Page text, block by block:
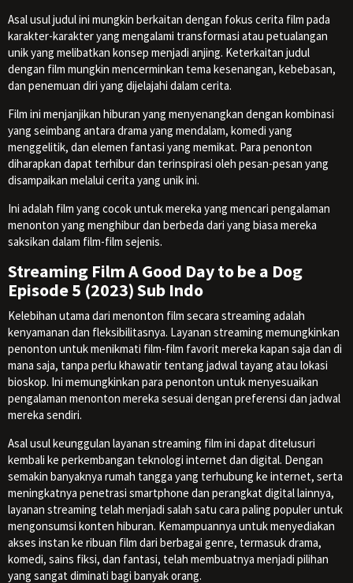
Asal usul judul ini mungkin berkaitan dengan fokus cerita film pada
karakter-karakter yang mengalami transformasi atau petualangan
unik yang melibatkan konsep menjadi anjing. Keterkaitan judul
dengan film mungkin mencerminkan tema kesenangan, kebebasan,
dan penemuan diri yang dijelajahi dalam cerita.
Film ini menjanjikan hiburan yang menyenangkan dengan kombinasi
yang seimbang antara drama yang mendalam, komedi yang
menggelitik, dan elemen fantasi yang memikat. Para penonton
diharapkan dapat terhibur dan terinspirasi oleh pesan-pesan yang
disampaikan melalui cerita yang unik ini.
Ini adalah film yang cocok untuk mereka yang mencari pengalaman
menonton yang menghibur dan berbeda dari yang biasa mereka
saksikan dalam film-film sejenis.
Streaming Film A Good Day to be a Dog
Episode 5 (2023) Sub Indo
Kelebihan utama dari menonton film secara streaming adalah
kenyamanan dan fleksibilitasnya. Layanan streaming memungkinkan
penonton untuk menikmati film-film favorit mereka kapan saja dan di
mana saja, tanpa perlu khawatir tentang jadwal tayang atau lokasi
bioskop. Ini memungkinkan para penonton untuk menyesuaikan
pengalaman menonton mereka sesuai dengan preferensi dan jadwal
mereka sendiri.
Asal usul keunggulan layanan streaming film ini dapat ditelusuri
kembali ke perkembangan teknologi internet dan digital. Dengan
semakin banyaknya rumah tangga yang terhubung ke internet, serta
meningkatnya penetrasi smartphone dan perangkat digital lainnya,
layanan streaming telah menjadi salah satu cara paling populer untuk
mengonsumsi konten hiburan. Kemampuannya untuk menyediakan
akses instan ke ribuan film dari berbagai genre, termasuk drama,
komedi, sains fiksi, dan fantasi, telah membuatnya menjadi pilihan
yang sangat diminati bagi banyak orang.